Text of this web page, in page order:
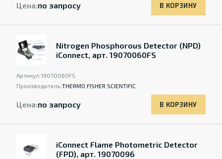
Цена:по запросу В КОРЗИНУ
Nitrogen Phosphorous Detector (NPD)
iConnect, арт. 19070060FS
Артикул:19070060FS
Производитель:THERMO FISHER SCIENTIFIC
Цена:по запросу В КОРЗИНУ
iConnect Flame Photometric Detector
(FPD), арт. 19070096